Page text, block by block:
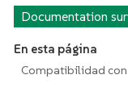
Documentation
En esta página
Compatibilidad